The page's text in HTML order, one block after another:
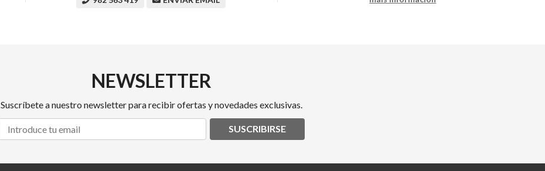
NEWSLETTER
Suscríbete a nuestro newsletter para recibir ofertas y novedades exclusivas.
SUSCRIBIRSE